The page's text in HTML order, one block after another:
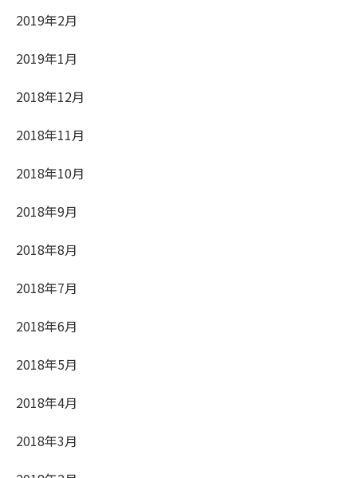
2019年2月
2019年1月
2018年12月
2018年11月
2018年10月
2018年9月
2018年8月
2018年7月
2018年6月
2018年5月
2018年4月
2018年3月